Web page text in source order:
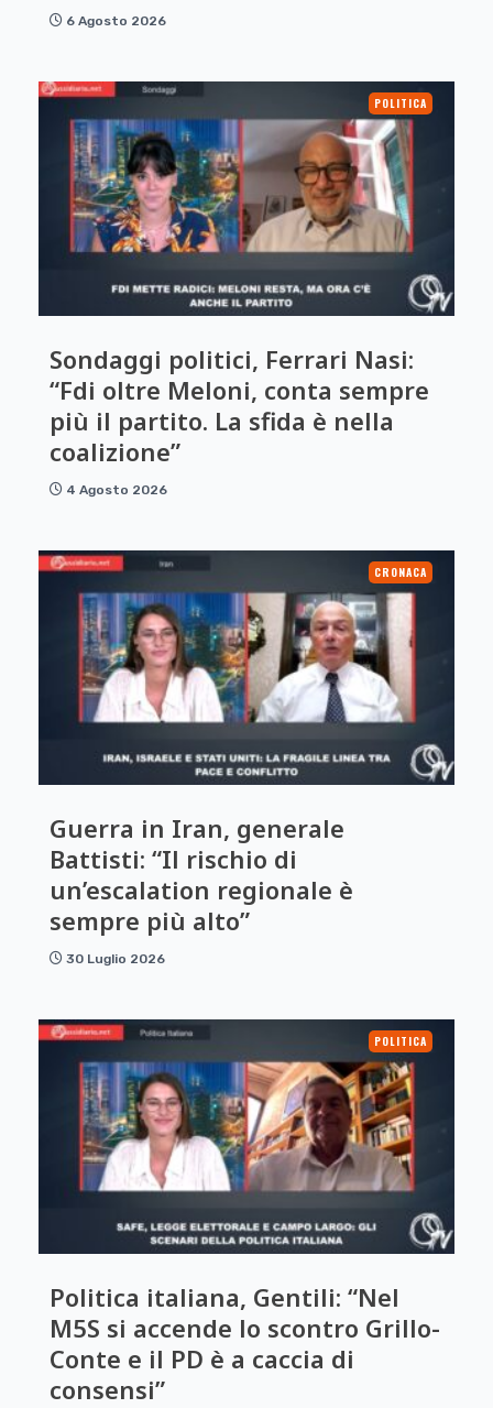
6 Agosto 2026
POLITICA
Sondaggi politici, Ferrari Nasi:
“Fdi oltre Meloni, conta sempre
più il partito. La sfida è nella
coalizione”
4 Agosto 2026
CRONACA
Guerra in Iran, generale
Battisti: “Il rischio di
un’escalation regionale è
sempre più alto”
30 Luglio 2026
POLITICA
Politica italiana, Gentili: “Nel
M5S si accende lo scontro Grillo-
Conte e il PD è a caccia di
consensi”